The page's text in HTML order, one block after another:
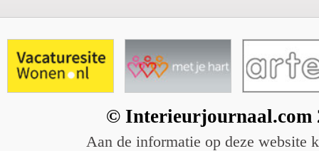
© Interieurjournaal.com
Aan de informatie op deze website